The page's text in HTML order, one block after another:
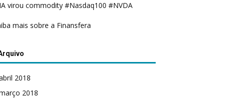
virou commodity #Nasdaq100 #NVDA
mais sobre a Finansfera
2018
2018